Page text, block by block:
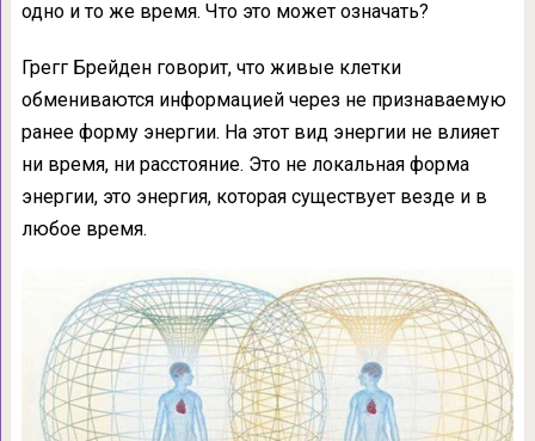
одно и то же время. Что это может означать?
Грегг Брейден говорит, что живые клетки
обмениваются информацией через не признаваемую
ранее форму энергии. На этот вид энергии не влияет
ни время, ни расстояние. Это не локальная форма
энергии, это энергия, которая существует везде и в
любое время.